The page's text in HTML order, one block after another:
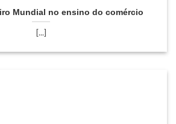
Mundial no ensino do comércio
[...]